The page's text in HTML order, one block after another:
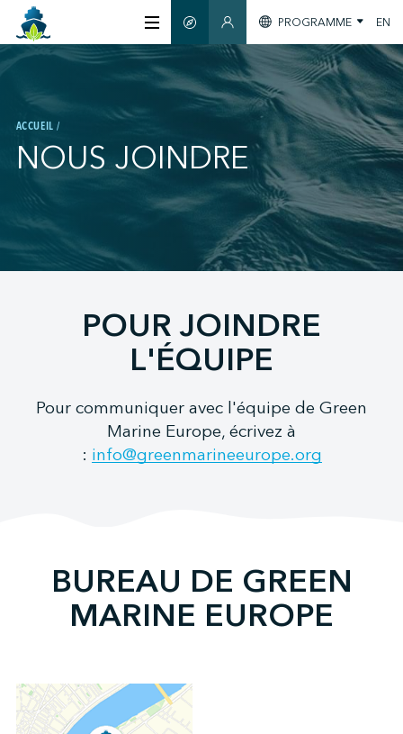
À PROPOS
CERTIFICATION
MEMBRES
GREEN SHIPPING DAY
S'INFORMER
NOUS JOINDRE
GUIDE INTELLIGENT
ESPACE MEMBRES
PROGRAMME EN
ACCUEIL
NOUS JOINDRE
POUR JOINDRE
L'ÉQUIPE
Pour communiquer avec l'équipe de Green
Marine Europe, écrivez à
: info@greenmarineeurope.org
BUREAU DE GREEN
MARINE EUROPE